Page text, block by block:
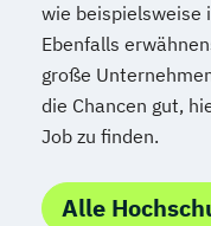
wie beispielsweise
Ebenfalls
große
die Chancen gut,
Job zu finden.
Alle